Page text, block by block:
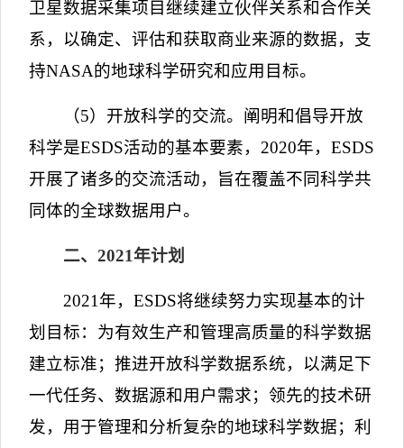
卫星数据采集项目继续建立伙伴关系和合作关
系，以确定、评估和获取商业来源的数据，支
持NASA的地球科学研究和应用目标。
（5）开放科学的交流。阐明和倡导开放
科学是ESDS活动的基本要素， 2020年，ESDS
开展了诸多的交流活动，旨在覆盖不同科学共
同体的全球数据用户。
二、 2021年计划
2021年， ESDS将继续努力实现基本的计
划目标：为有效生产和管理高质量的科学数据
建立标准；推进开放科学数据系统，以满足下
一代任务、数据源和用户需求；领先的技术研
发，用于管理和分析复杂的地球科学数据；利